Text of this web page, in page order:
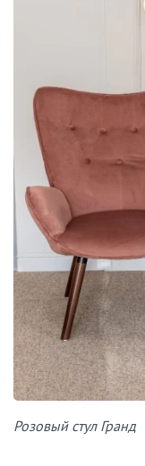
Розовый стул Гранд